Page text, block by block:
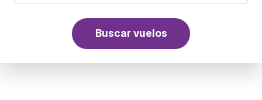
Buscar vuelos